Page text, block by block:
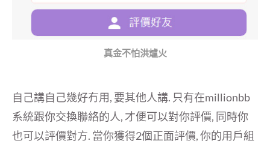
真金不怕洪爐火
自己講自己幾好冇用, 要其他人講. 只有在millionbb
系統跟你交換聯絡的人, 才便可以對你評價, 同時你
也可以評價對方. 當你獲得2個正面評價, 你的用戶組